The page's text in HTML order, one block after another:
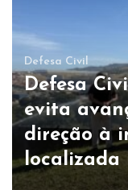
Defesa Civil
Defesa
evita
direção à
localizada